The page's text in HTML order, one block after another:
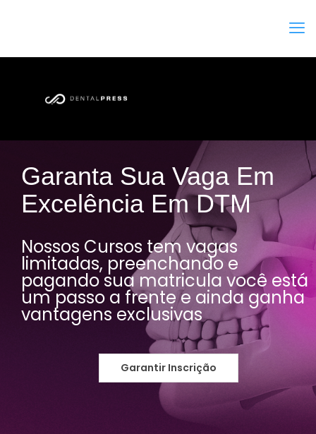
Garanta Sua Vaga Em
Excelência Em DTM
Nossos Cursos tem vagas
limitadas, preenchando e
pagando sua matricula você está
um passo a frente e ainda ganha
vantagens exclusivas
Garantir Inscrição